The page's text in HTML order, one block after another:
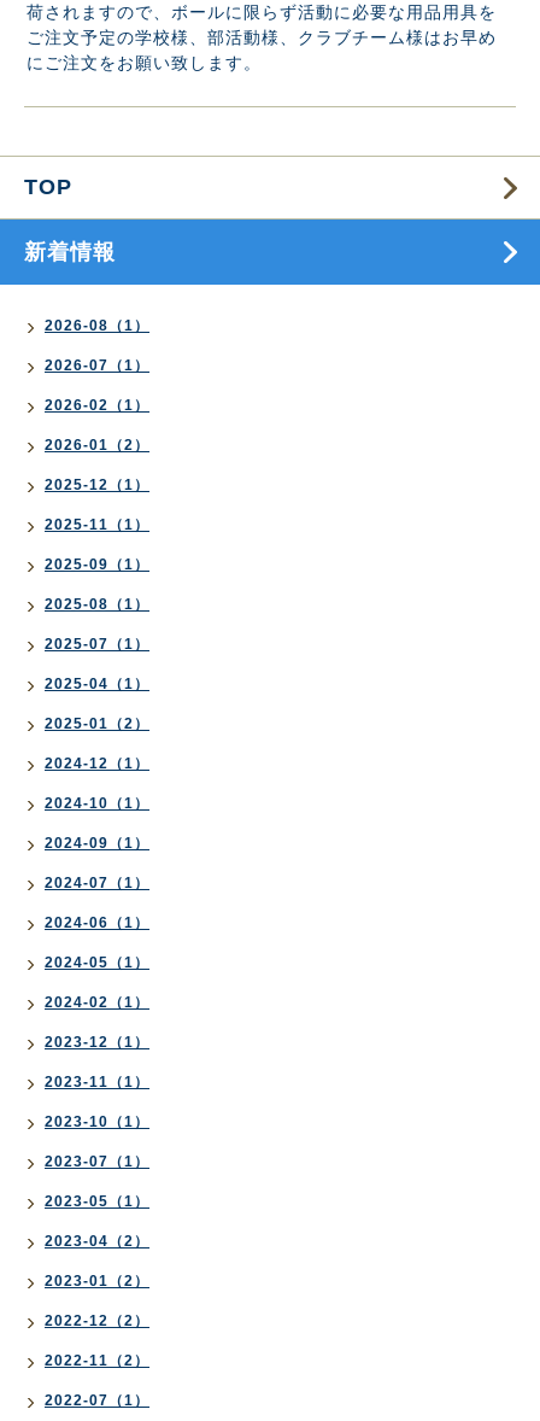
荷されますので、ボールに限らず活動に必要な用品用具を
ご注文予定の学校様、部活動様、クラブチーム様はお早め
にご注文をお願い致します。
TOP
新着情報
2026-08（1）
2026-07（1）
2026-02（1）
2026-01（2）
2025-12（1）
2025-11（1）
2025-09（1）
2025-08（1）
2025-07（1）
2025-04（1）
2025-01（2）
2024-12（1）
2024-10（1）
2024-09（1）
2024-07（1）
2024-06（1）
2024-05（1）
2024-02（1）
2023-12（1）
2023-11（1）
2023-10（1）
2023-07（1）
2023-05（1）
2023-04（2）
2023-01（2）
2022-12（2）
2022-11（2）
2022-07（1）